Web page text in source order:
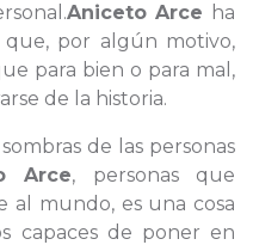
Aniceto Arce ha
que, por algún motivo,
para bien o para mal,
de la historia.
de las personas
Arce, personas que
al mundo, es una cosa
capaces de poner en